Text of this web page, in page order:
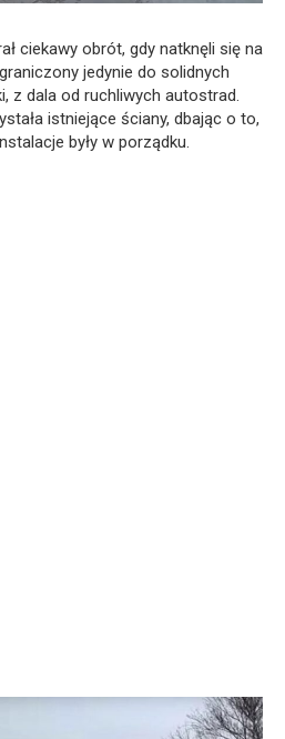
ciekawy obrót, gdy natknęli się na
jedynie do solidnych
z dala od ruchliwych autostrad.
istniejące ściany, dbając o to,
były w porządku.